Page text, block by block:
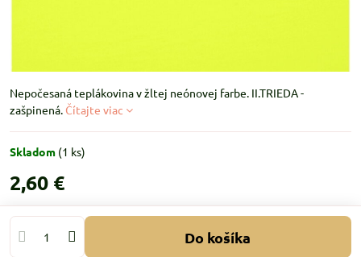
Nepočesaná teplákovina v žltej neónovej farbe. II.TRIEDA -
zašpinená. Čítajte viac
Skladom (1 ks)
2,60 €
Do košíka